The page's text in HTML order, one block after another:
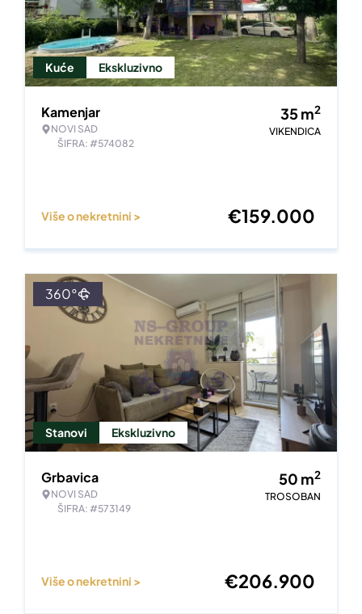
Kuće Ekskluzivno
Kamenjar
NOVI SAD
ŠIFRA: #574082
35m2
VIKENDICA
Više o nekretnini > €159.000
Stanovi Ekskluzivno
360°
Grbavica
NOVI SAD
ŠIFRA: #573149
50 m2
TROSOBAN
Više o nekretnini > €206.900